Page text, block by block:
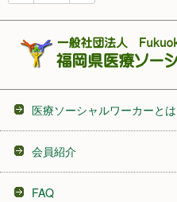
医療ソーシャルワーカーとは
会員紹介
FAQ